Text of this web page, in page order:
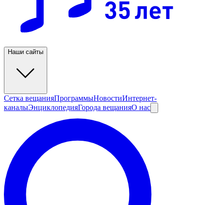
Наши сайты
Сетка вещанияПрограммыНовостиИнтернет-
каналыЭнциклопедияГорода вещанияО нас